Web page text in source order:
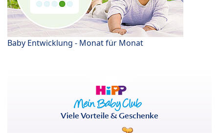
Baby Entwicklung - Monat für Monat
Viele Vorteile & Geschenke